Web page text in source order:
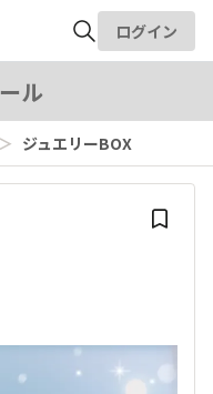
検索
ログイン
ル
＞ ジュエリーBOX